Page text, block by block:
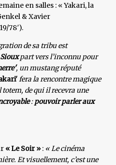
en salles : « Yakari, la
& Xavier
78′).
de sa tribu est
part vers l’inconnu pour
, un mustang réputé
fera la rencontre magique
de qui il recevra une
:pouvoir parler aux
« Le Soir » : « Le cinéma
Et visuellement, c’est une